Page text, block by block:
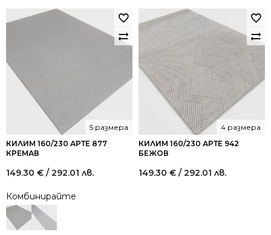
КИЛИМ 160/230 АРТЕ 877
КРЕМАВ
5 размера
149.30 € / 292.01 лв.
Комбинирайте
КИЛИМ 160/230 АРТЕ 942
БЕЖОВ
4 размера
149.30 € / 292.01 лв.